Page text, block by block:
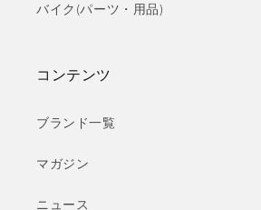
バイク(パーツ・用品)
コンテンツ
ブランド一覧
マガジン
ニュース